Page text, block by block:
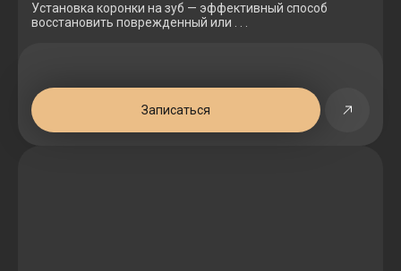
Установка коронки на зуб — эффективный способ
восстановить поврежденный или . . .
Записаться